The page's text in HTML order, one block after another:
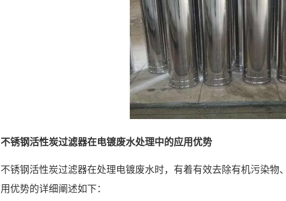
不锈钢活性炭过滤器在电镀废水处理中的应用优势
不锈钢活性炭过滤器在处理电镀废水时，有着有效去除有机污染
用优势的详细阐述如下：